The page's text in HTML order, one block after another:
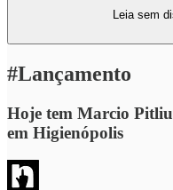
Leia sem
#Lançamento
Hoje tem Marcio
em Higienópolis